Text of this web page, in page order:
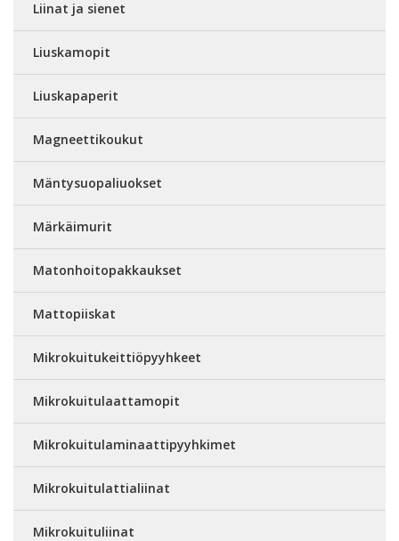
Liinat ja sienet
Liuskamopit
Liuskapaperit
Magneettikoukut
Mäntysuopaliuokset
Märkäimurit
Matonhoitopakkaukset
Mattopiiskat
Mikrokuitukeittiöpyyhkeet
Mikrokuitulaattamopit
Mikrokuitulaminaattipyyhkimet
Mikrokuitulattialiinat
Mikrokuituliinat